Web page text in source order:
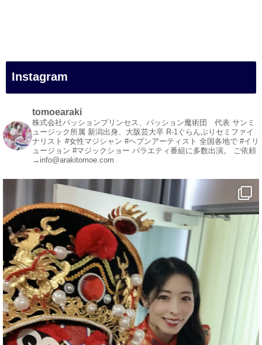
#白浜町
#変面ショー
#イベント
#宴会
#余興
1 5 X
マジシャン派遣 パッションプリンセス【公式】
@comedy_illusion · 5 8月
お疲れ様です
YouTubeを更新しました
https://youtu.be/9Vo2WgtDLME @YouTube
#企業公式がお疲れ様を言い合う
#チャンネル登録おねがいします
#愛媛県
#新居浜市
#幸福駅
Instagram
tomoearaki
株式会社パッションプリンセス、パッション魔術団 代表 サンミ
ュージック所属 新潟出身、大阪芸大卒 R-1ぐらんぷりセミファイ
ナリスト #女性マジシャン #ヘブンアーティスト 全国各地で #イリ
ュージョン #マジックショー バラエティ番組に多数出演。 ご依頼
→info@arakitomoe.com